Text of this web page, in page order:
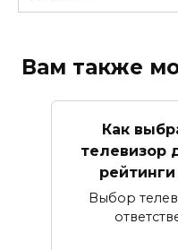
for:
Вам также
Как
телевизор
Выбор